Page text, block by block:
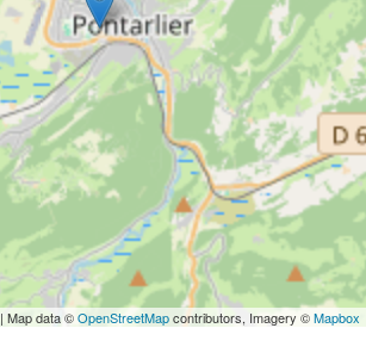
| Map data ©OpenStreetMapcontributors, Imagery ©Mapbox